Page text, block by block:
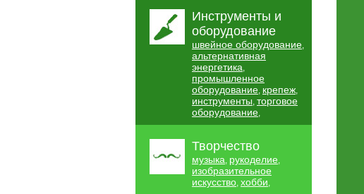
Инструменты и
оборудование
швейное оборудование,
альтернативная
энергетика,
промышленное
оборудование, крепеж,
инструменты, торговое
оборудование,
Творчество
музыка, рукоделие,
изобразительное
искусство, хобби,